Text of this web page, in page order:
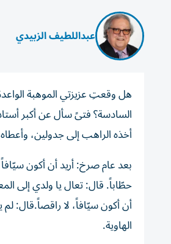
عبداللطيف الزبيدي
هل وقعتِ عزيزتي الموهبة
السادسة؟ فتىً سأل عن أكبر
أخذه الراهب إلى جدولين،
بعد عام صرخ: أريد أن أكون
حطّاباً. قال: تعال يا ولدي إلى
أن أكون سيّافاً، لا راقصاً.قال:
الهاوية.